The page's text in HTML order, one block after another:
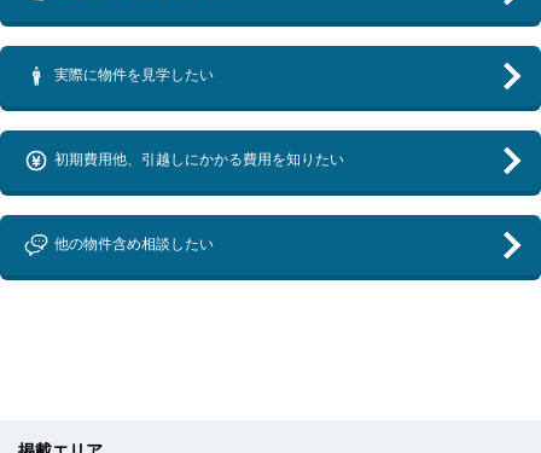
実際に物件を見学したい
初期費用他、引越しにかかる費用を知りたい
他の物件含め相談したい